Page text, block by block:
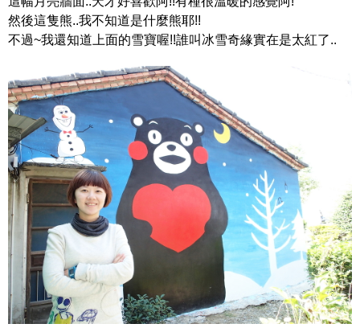
然後這隻熊..我不知道是什麼熊耶!!
不過~我還知道上面的雪寶喔!!誰叫冰雪奇緣實在是太紅了..